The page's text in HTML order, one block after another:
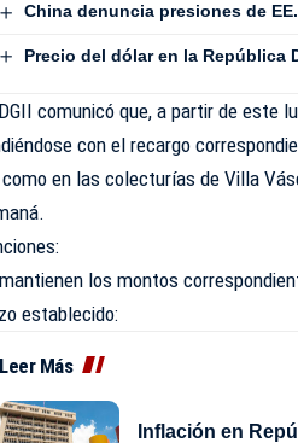
China denuncia presiones de
Precio del dólar en la República
comunicó que, a partir de este
con el recargo
en las colecturías de Villa
los montos
establecido:
Leer Más
Inflación en